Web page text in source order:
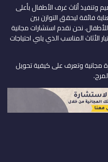
أثاث غرف الأطفال بأعلى
فائقة ليحقق التوازن بين
نحن نقدم استشارات مجانية
المناسب الذي يلبي احتياجات
مجانية وتعرف على كيفية تحويل